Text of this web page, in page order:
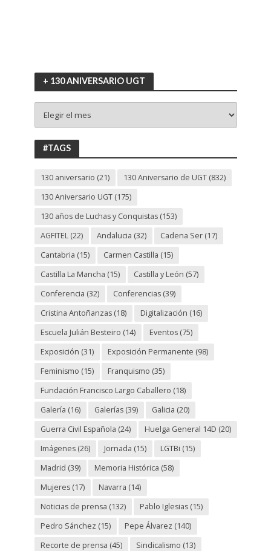
+ 130 ANIVERSARIO UGT
130
ANIVERSARIO
UGT
#TAGS
130 aniversario (21) 130 Aniversario de UGT(832)
130 Aniversario UGT(175)
130 años de Luchas y Conquistas(153)
AGFITEL(22) Andalucia (32) Cadena Ser(17)
Cantabria (15) Carmen Castilla (15)
Castilla La Mancha (15) Castilla y León (57)
Conferencia (32) Conferencias(39)
Cristina Antoñanzas(18) Digitalización (16)
Escuela Julián Besteiro (14) Eventos(75)
Exposición (31) Exposición Permanente (98)
Feminismo (15) Franquismo (35)
Fundación Francisco Largo Caballero (18)
Galería (16) Galerías(39) Galicia (20)
Guerra Civil Española (24) Huelga General 14D (20)
Imágenes(26) Jornada (15) LGTBi (15)
Madrid (39) Memoria Histórica (58)
Mujeres(17) Navarra (14)
Noticias de prensa (132) Pablo Iglesias(15)
Pedro Sánchez (15) Pepe Álvarez (140)
Recorte de prensa (45) Sindicalismo (13)